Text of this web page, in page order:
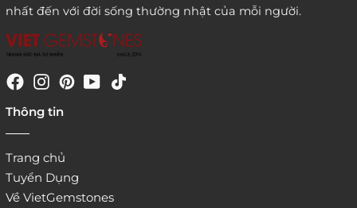
website:
nhất đến với đời sống thường nhật của mỗi người.
Thông tin
Trang chủ
Tuyển Dụng
Về VietGemstones